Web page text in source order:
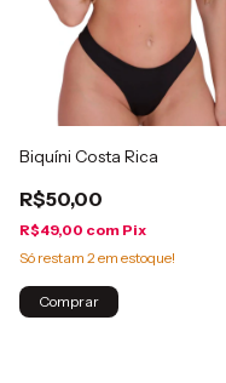
Biquíni Costa Rica
R$50,00
R$49,00 com Pix
Só restam 2em estoque!
Comprar